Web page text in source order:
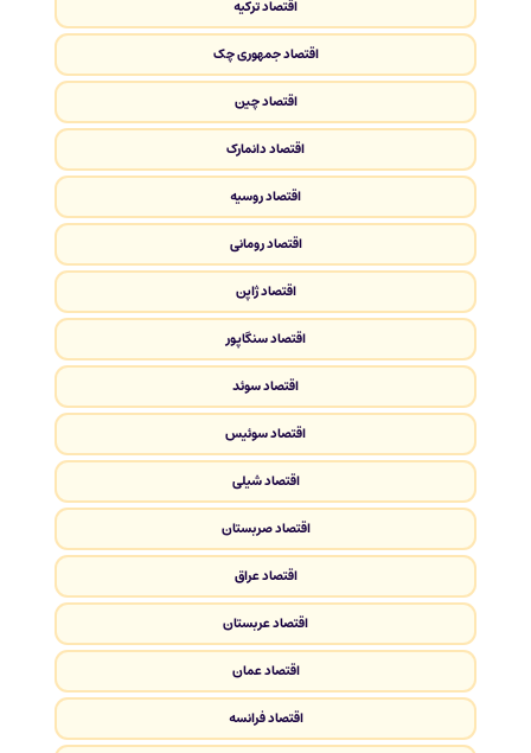
اقتصاد ترکیه
اقتصاد جمهوری چک
اقتصاد چین
اقتصاد دانمارک
اقتصاد روسیه
اقتصاد رومانی
اقتصاد ژاپن
اقتصاد سنگاپور
اقتصاد سوئد
اقتصاد سوئیس
اقتصاد شیلی
اقتصاد صربستان
اقتصاد عراق
اقتصاد عربستان
اقتصاد عمان
اقتصاد فرانسه